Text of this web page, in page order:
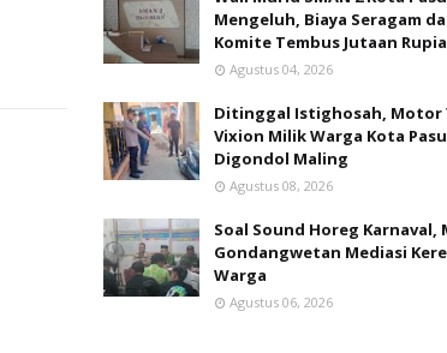
Mengeluh, Biaya Seragam
Komite Tembus Jutaan
Agustus 04, 2026
Ditinggal Istighosah, Motor
Vixion Milik Warga Kota
Digondol Maling
Agustus 08, 2026
Soal Sound Horeg Karnaval,
Gondangwetan Mediasi
Warga
Agustus 06, 2026